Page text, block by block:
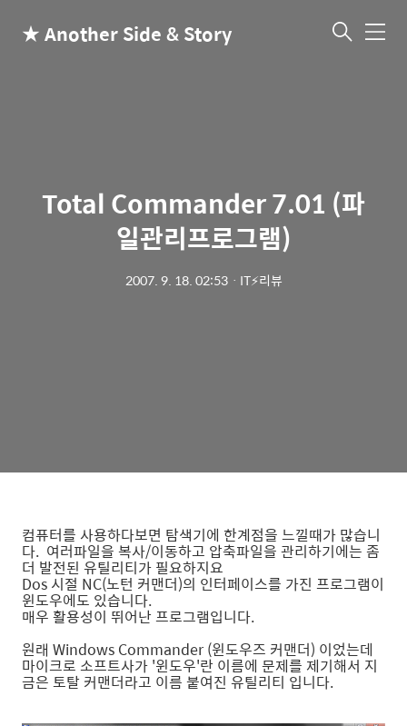
★ Another Side & Story 메
Total Commander 7.01 (파
일관리프로그램)
2007. 9. 18. 02:53ㆍ IT⚡리뷰
컴퓨터를 사용하다보면 탐색기에 한계점을 느낄때가 많습니
다. 여러파일을 복사/이동하고 압축파일을 관리하기에는 좀
더 발전된 유틸리티가 필요하지요
Dos 시절 NC(노턴 커맨더)의 인터페이스를 가진 프로그램이
윈도우에도 있습니다.
매우 활용성이 뛰어난 프로그램입니다.
원래 Windows Commander (윈도우즈 커맨더) 이었는데
마이크로 소프트사가 '윈도우'란 이름에 문제를 제기해서 지
금은 토탈 커맨더라고 이름 붙여진 유틸리티 입니다.